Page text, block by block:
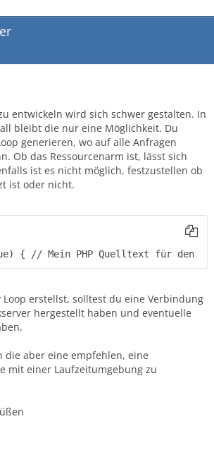
entwickeln wird sich schwer gestalten. In
bleibt die nur eine Möglichkeit. Du
generieren, wo auf alle Anfragen
Ob das Ressourcenarm ist, lässt sich
ist es nicht möglich, festzustellen ob
ist oder nicht.
{ // Mein PHP Quelltext für den
erstellst, solltest du eine Verbindung
hergestellt haben und eventuelle
die aber eine empfehlen, eine
mit einer Laufzeitumgebung zu